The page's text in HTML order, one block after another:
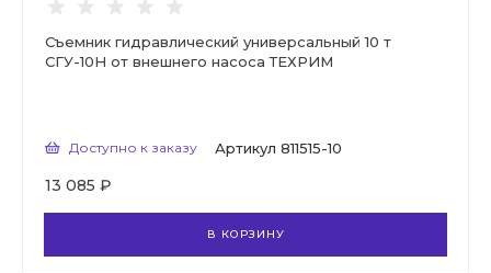
Съемник гидравлический универсальный 10 т
СГУ-10Н от внешнего насоса ТЕХРИМ
Доступно к заказу Артикул 811515-10
13 085 ₽
В КОРЗИНУ